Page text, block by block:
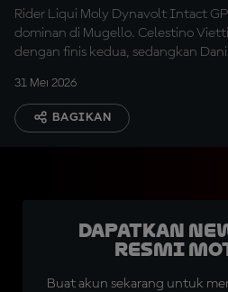
Rider Liqui Moly Dynavolt Intact
dominan di Mugello. Celestino
dengan finis kedua, sedangkan
31 Mei 2026
BAGIKAN
Dapatkan
Resmi
Buat akun sekarang untuk